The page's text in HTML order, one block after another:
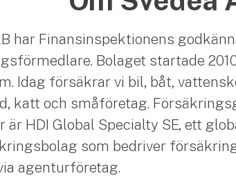
har Finansinspektionens
Bolaget startade
Idag försäkrar vi bil, båt,
katt och småföretag.
är HDI Global Specialty SE, ett
som bedriver
agenturföretag.